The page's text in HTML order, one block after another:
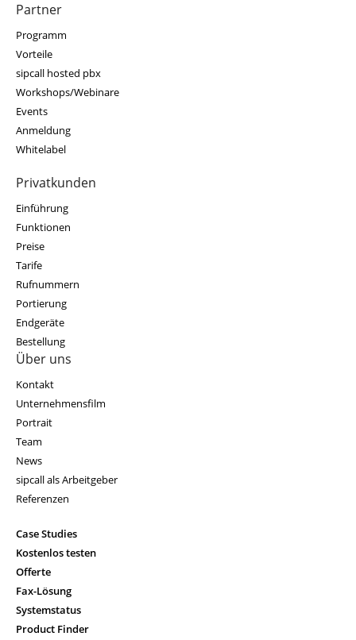
Partner
Programm
Vorteile
sipcall hosted pbx
Workshops/Webinare
Events
Anmeldung
Whitelabel
Privatkunden
Einführung
Funktionen
Preise
Tarife
Rufnummern
Portierung
Endgeräte
Bestellung
Über uns
Kontakt
Unternehmensfilm
Portrait
Team
News
sipcall als Arbeitgeber
Referenzen
Case Studies
Kostenlos testen
Offerte
Fax-Lösung
Systemstatus
Product Finder